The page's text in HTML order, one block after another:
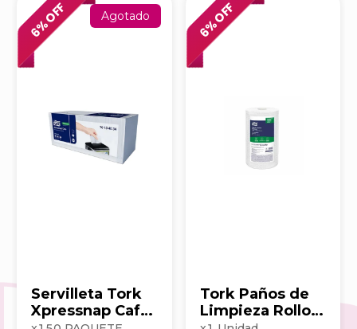
6
% OFF Agotado
Servilleta Tork
Xpressnap Cafe
6
% OFF
Tork Paños de
Limpieza Rollo x